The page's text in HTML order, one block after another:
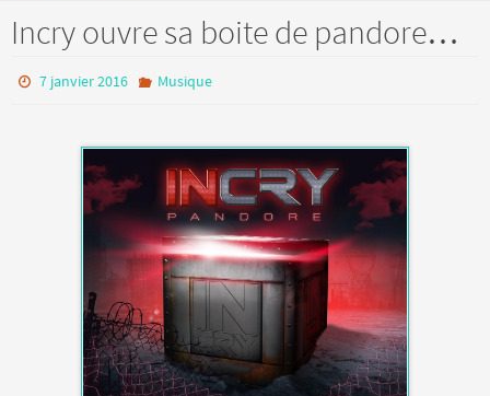
Incry ouvre sa boite de pandore…
7 janvier 2016 Musique